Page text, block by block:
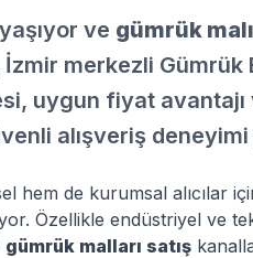
ve gümrük
merkezli Gümrük
uygun fiyat avantajı
alışveriş
hem de kurumsal alıcılar
Özellikle endüstriyel ve
gümrük malları satış